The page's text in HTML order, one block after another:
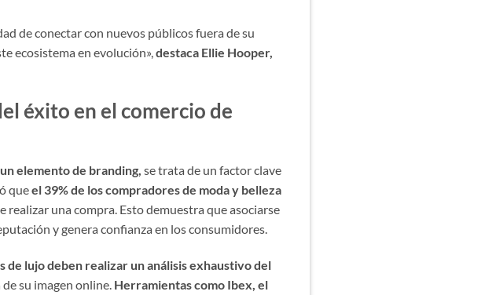
de conectar con nuevos públicos fuera de su
ecosistema en evolución»,destaca Ellie Hooper,
éxito en el comercio de
elemento de branding, se trata de un factor clave
queel 39% de los compradores de moda y belleza
realizar una compra. Esto demuestra que asociarse
y genera confianza en los consumidores.
de lujo deben realizar un análisis exhaustivo del
su imagen online. Herramientas como Ibex, el